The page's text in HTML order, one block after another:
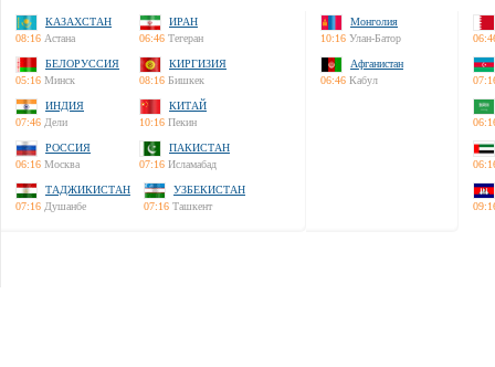
КАЗАХСТАН
08:16 Астана
ИРАН
06:46 Тегеран
БЕЛОРУССИЯ
05:16 Минск
КИРГИЗИЯ
08:16 Бишкек
ИНДИЯ
07:46 Дели
КИТАЙ
10:16 Пекин
РОССИЯ
06:16 Москва
ПАКИСТАН
07:16 Исламабад
ТАДЖИКИСТАН
07:16 Душанбе
УЗБЕКИСТАН
07:16 Ташкент
Монголия
10:16 Улан-Батор
Афганистан
06:46 Кабул